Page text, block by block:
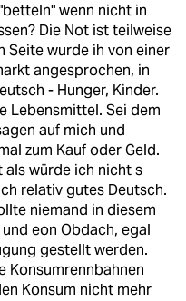
wenn nicht in
Die Not ist teilweise
Seite wurde ih von einer
angesprochen, in
- Hunger, Kinder.
Lebensmittel. Sei dem
auf mich und
zum Kauf oder Geld.
als würde ich nicht s
relativ gutes Deutsch.
niemand in diesem
eon Obdach, egal
gestellt werden.
Konsumrennbahnen
Konsum nicht mehr